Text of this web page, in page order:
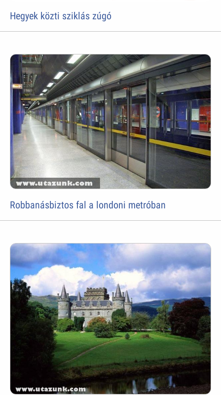
Hegyek közti sziklás zúgó
Robbanásbiztos fal a londoni metróban